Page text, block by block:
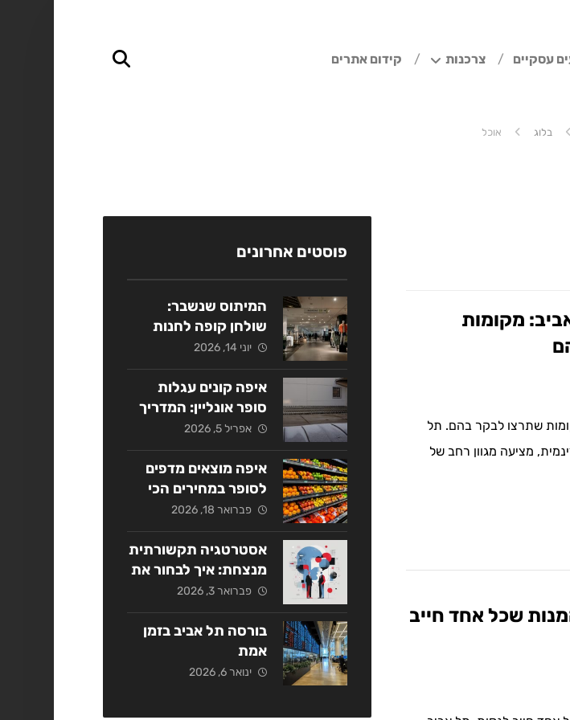
עסקיים צרכנות קידום אתרים
בלוג אוכל
מקומות
שתרצו לבקר בהם. תל
מציעה מגוון רחב של
שכל אחד חייב
פוסטים אחרונים
המיתוס שנשבר:
שולחן קופה לחנות
אופנה כמנוף מכירות
אסטרטגי
יוני 14, 2026
איפה קונים עגלות
סופר אונליין: המדריך
המלא ל-2026
אפריל 5, 2026
איפה מוצאים מדפים
לסופר במחירים הכי
משתלמים בשנת
2026?
פברואר 18, 2026
אסטרטגיה תקשורתית
מנצחת: איך לבחור את
החברה המתאימה
בישראל?
פברואר 3, 2026
בורסה תל אביב בזמן
אמת
ינואר 6, 2026